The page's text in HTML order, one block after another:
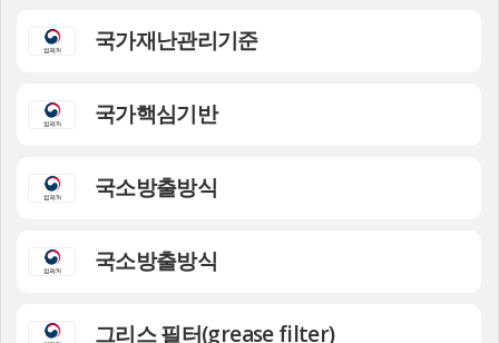
국가재난관리기준
국가핵심기반
국소방출방식
국소방출방식
그리스 필터(grease filter)